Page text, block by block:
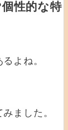
性的な特
よね。
ました。